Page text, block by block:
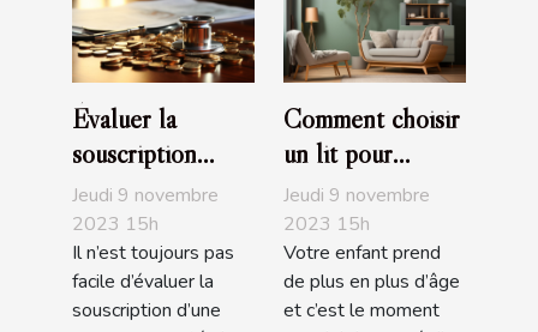
Évaluer la
souscription
d’une assurance
santé : comment
s’y prendre ?
Jeudi 9 novembre
2023 15h
Il n’est toujours pas
facile d’évaluer la
souscription d’une
Comment choisir
un lit pour
enfant ?
Jeudi 9 novembre
2023 15h
Votre enfant prend
de plus en plus d’âge
et c’est le moment